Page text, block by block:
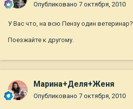
Опубликовано 7 октября, 2010
У Вас что, на всю Пензу один ветеринар?
Поезжайте к другому.
Марина+Деля+Женя
Опубликовано 7 октября, 2010